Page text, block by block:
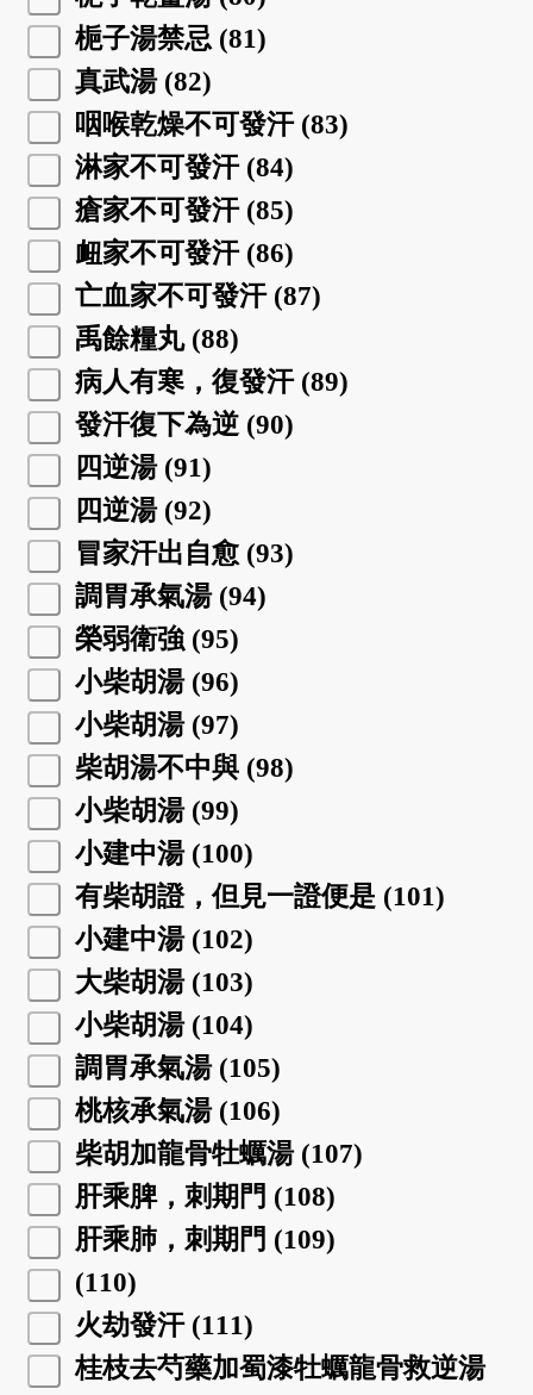
梔子湯禁忌 (81)
真武湯 (82)
咽喉乾燥不可發汗 (83)
淋家不可發汗 (84)
瘡家不可發汗 (85)
衄家不可發汗 (86)
亡血家不可發汗 (87)
禹餘糧丸 (88)
病人有寒，復發汗 (89)
發汗復下為逆 (90)
四逆湯 (91)
四逆湯 (92)
冒家汗出自愈 (93)
調胃承氣湯 (94)
榮弱衛強 (95)
小柴胡湯 (96)
小柴胡湯 (97)
柴胡湯不中與 (98)
小柴胡湯 (99)
小建中湯 (100)
有柴胡證，但見一證便是 (101)
小建中湯 (102)
大柴胡湯 (103)
小柴胡湯 (104)
調胃承氣湯 (105)
桃核承氣湯 (106)
柴胡加龍骨牡蠣湯 (107)
肝乘脾，刺期門 (108)
肝乘肺，刺期門 (109)
(110)
火劫發汗 (111)
桂枝去芍藥加蜀漆牡蠣龍骨救逆湯